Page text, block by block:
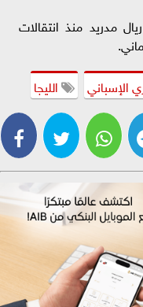
مدريد منذ انتقالات
الإسباني الليجا